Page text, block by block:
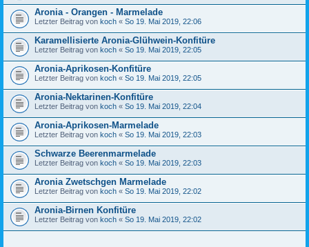
Aronia - Orangen - Marmelade
Letzter Beitrag von koch « So 19. Mai 2019, 22:06
Karamellisierte Aronia-Glühwein-Konfitüre
Letzter Beitrag von koch « So 19. Mai 2019, 22:05
Aronia-Aprikosen-Konfitüre
Letzter Beitrag von koch « So 19. Mai 2019, 22:05
Aronia-Nektarinen-Konfitüre
Letzter Beitrag von koch « So 19. Mai 2019, 22:04
Aronia-Aprikosen-Marmelade
Letzter Beitrag von koch « So 19. Mai 2019, 22:03
Schwarze Beerenmarmelade
Letzter Beitrag von koch « So 19. Mai 2019, 22:03
Aronia Zwetschgen Marmelade
Letzter Beitrag von koch « So 19. Mai 2019, 22:02
Aronia-Birnen Konfitüre
Letzter Beitrag von koch « So 19. Mai 2019, 22:02